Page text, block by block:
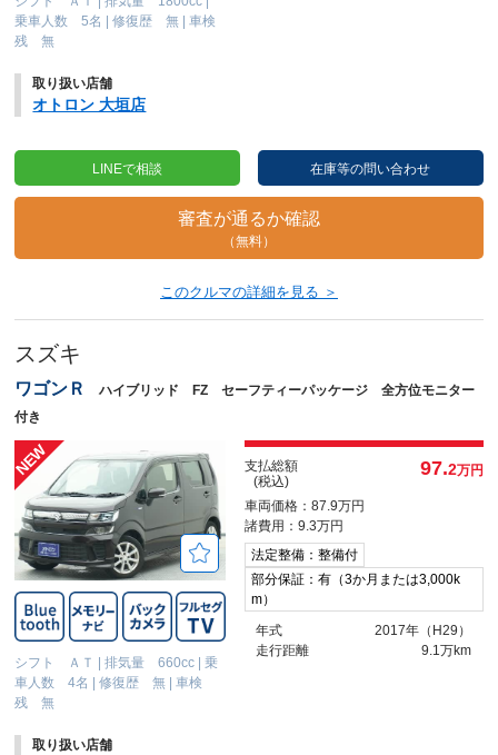
乗車人数 5名 |修復歴 無 |車検
残 無
取り扱い店舗
オトロン 大垣店
LINEで相談 在庫等の問い合わせ
審査が通るか確認
（無料）
このクルマの詳細を見る ＞
スズキ
ワゴンＲ
ハイブリッド FZ セーフティーパッケージ 全方位モニター
付き
シフト ＡＴ |排気量 660cc |乗
車人数 4名 |修復歴 無 |車検
残 無
支払総額
(税込)
97.2万円
車両価格：87.9万円
諸費用：9.3万円
法定整備：整備付
部分保証：有（3か月または3,000k
m）
年式
2017年（H29）
走行距離
9.1万km
取り扱い店舗